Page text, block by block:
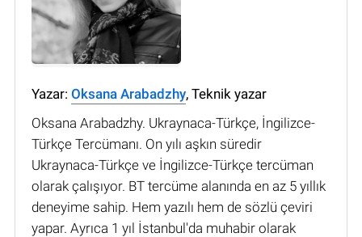
Yazar: Oksana Arabadzhy, Teknik yazar
Oksana Arabadzhy. Ukraynaca-Türkçe, İngilizce-
Türkçe Tercümanı. On yılı aşkın süredir
Ukraynaca-Türkçe ve İngilizce-Türkçe tercüman
olarak çalışıyor. BT tercüme alanında en az 5 yıllık
deneyime sahip. Hem yazılı hem de sözlü çeviri
yapar. Ayrıca 1 yıl İstanbul'da muhabir olarak